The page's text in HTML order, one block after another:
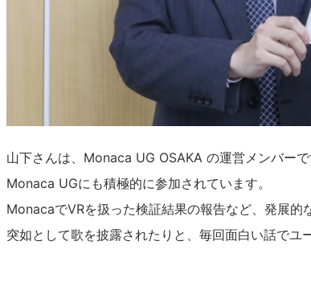
山下さんは、Monaca UG OSAKA の運営メンバー
Monaca UGにも積極的に参加されています。
MonacaでVRを扱った検証結果の報告など、発展的
突如として歌を披露されたりと、毎回面白い話でユ